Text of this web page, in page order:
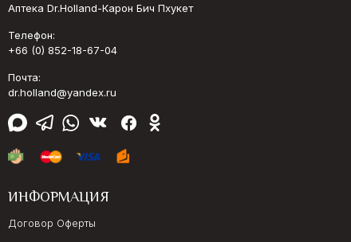
Аптека Dr.Holland-Карон Бич Пхукет
Телефон:
+66 (0) 852-18-67-04
Почта:
dr.holland@yandex.ru
ИНФОРМАЦИЯ
Договор Оферты